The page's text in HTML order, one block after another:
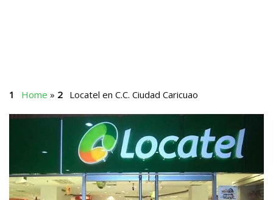
Home » Locatel en C.C. Ciudad Caricuao